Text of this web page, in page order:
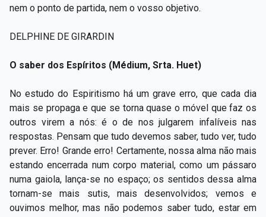
nem o ponto de partida, nem o vosso objetivo.
DELPHINE DE GIRARDIN
O saber dos Espíritos (Médium, Srta. Huet)
No estudo do Espiritismo há um grave erro, que cada dia
mais se propaga e que se torna quase o móvel que faz os
outros virem a nós: é o de nos julgarem infalíveis nas
respostas. Pensam que tudo devemos saber, tudo ver, tudo
prever. Erro! Grande erro! Certamente, nossa alma não mais
estando encerrada num corpo material, como um pássaro
numa gaiola, lança-se no espaço; os sentidos dessa alma
tornam-se mais sutis, mais desenvolvidos; vemos e
ouvimos melhor, mas não podemos saber tudo, estar em